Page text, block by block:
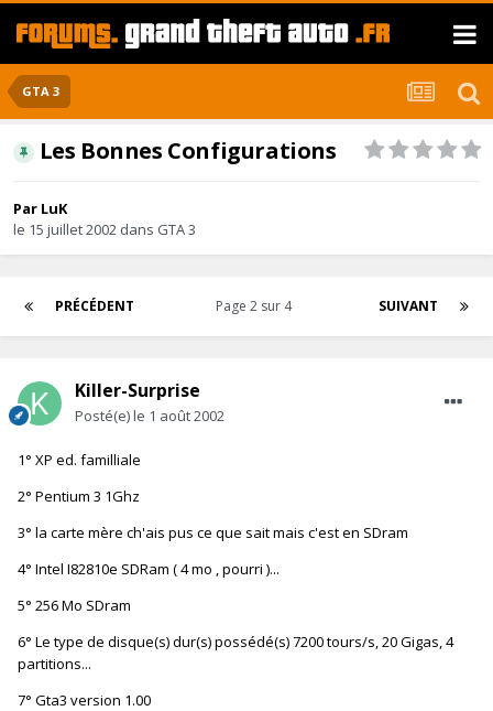
GTA 3
Les Bonnes Configurations
Par LuK
le 15 juillet 2002 dans GTA 3
PRÉCÉDENT SUIVANT
Page 2 sur 4
Killer-Surprise
Posté(e)le 1 août 2002
1° XP ed. familliale
2° Pentium 3 1Ghz
3° la carte mère ch'ais pus ce que sait mais c'est en SDram
4° Intel I82810e SDRam ( 4 mo , pourri )...
5° 256 Mo SDram
6° Le type de disque(s) dur(s) possédé(s) 7200 tours/s, 20 Gigas, 4
partitions...
7° Gta3 version 1.00